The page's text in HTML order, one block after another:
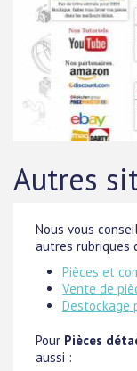
Autres
Nous vous
autres rubriques
Pièces et
Vente de
Destockage
Pour Pièces
aussi :